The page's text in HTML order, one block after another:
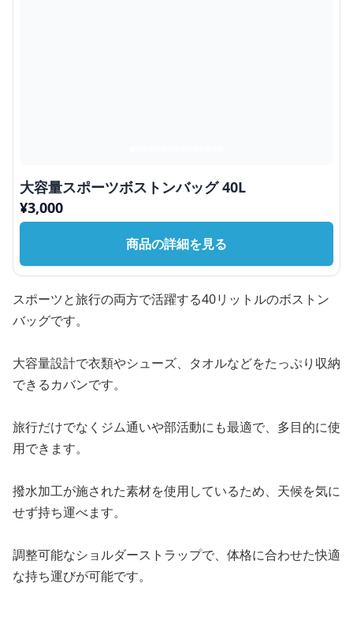
大容量スポーツボストンバッグ 40L
¥3,000
商品の詳細を見る
スポーツと旅行の両方で活躍する40リットルのボストン
バッグです。
大容量設計で衣類やシューズ、タオルなどをたっぷり収納
できるカバンです。
旅行だけでなくジム通いや部活動にも最適で、多目的に使
用できます。
撥水加工が施された素材を使用しているため、天候を気に
せず持ち運べます。
調整可能なショルダーストラップで、体格に合わせた快適
な持ち運びが可能です。